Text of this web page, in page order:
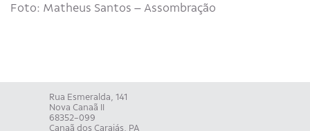
Foto: Matheus Santos – Assombração
Rua Esmeralda, 141
Nova Canaã II
68352-099
Canaã dos Carajás, PA